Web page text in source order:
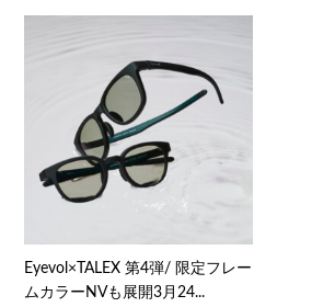
Eyevol×TALEX 第4弾/ 限定フレー
ムカラーNVも展開3月24...